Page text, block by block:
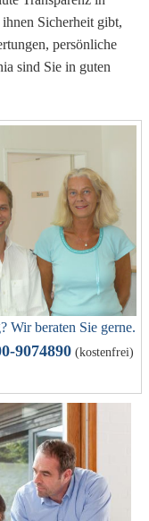
Sicherheit gibt,
persönliche
sind Sie in guten
Wir beraten Sie gerne.
9074890 (kostenfrei)